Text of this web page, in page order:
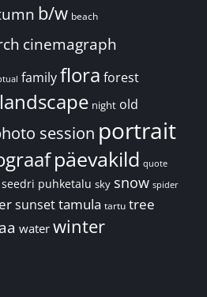
b/w beach
cinemagraph
familyflora forest
landscape night old
session portrait
päevakild quote
seedri puhketalu sky snow spider
sunsettamula tartu tree
water winter